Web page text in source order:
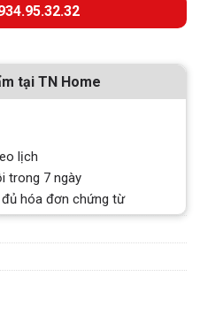
tại TN Home
lịch
trong 7 ngày
hóa đơn chứng từ